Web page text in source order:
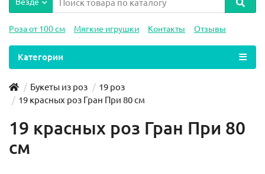
Везде
Роза от 100 см Мягкие игрушки Контакты Отзывы
Категории
Букеты из роз
19 роз
19 красных роз Гран При 80 см
19 красных роз Гран При 80
см